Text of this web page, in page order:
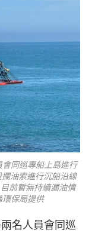
同巡專船上島進行
油索進行沉船沿線
前暫無持續漏油情
保局提供
名人員會同巡